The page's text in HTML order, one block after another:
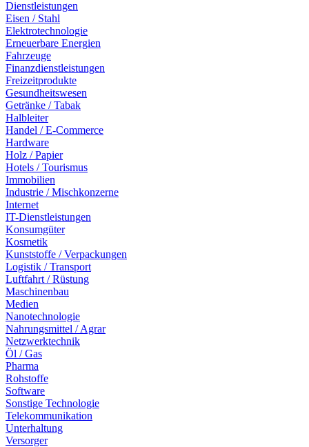
Dienstleistungen
Eisen / Stahl
Elektrotechnologie
Erneuerbare Energien
Fahrzeuge
Finanzdienstleistungen
Freizeitprodukte
Gesundheitswesen
Getränke / Tabak
Halbleiter
Handel / E-Commerce
Hardware
Holz / Papier
Hotels / Tourismus
Immobilien
Industrie / Mischkonzerne
Internet
IT-Dienstleistungen
Konsumgüter
Kosmetik
Kunststoffe / Verpackungen
Logistik / Transport
Luftfahrt / Rüstung
Maschinenbau
Medien
Nanotechnologie
Nahrungsmittel / Agrar
Netzwerktechnik
Öl / Gas
Pharma
Rohstoffe
Software
Sonstige Technologie
Telekommunikation
Unterhaltung
Versorger